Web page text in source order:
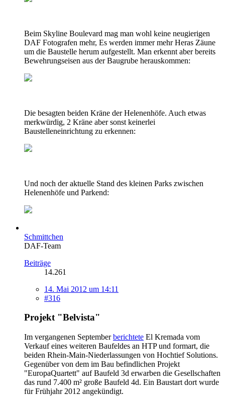
Beim Skyline Boulevard mag man wohl keine neugierigen
DAF Fotografen mehr, Es werden immer mehr Heras Zäune
um die Baustelle herum aufgestellt. Man erkennt aber bereits
Bewehrungseisen aus der Baugrube herauskommen:
Die besagten beiden Kräne der Helenenhöfe. Auch etwas
merkwürdig, 2 Kräne aber sonst keinerlei
Baustelleneinrichtung zu erkennen:
Und noch der aktuelle Stand des kleinen Parks zwischen
Helenenhöfe und Parkend:
Schmittchen
DAF-Team
Beiträge
14.261
14. Mai 2012 um 14:11
#316
Projekt "Belvista"
Im vergangenen Septemberberichtete El Kremada vom
Verkauf eines weiteren Baufeldes an HTP und formart, die
beiden Rhein-Main-Niederlassungen von Hochtief Solutions.
Gegenüber von dem im Bau befindlichen Projekt
"EuropaQuartett" auf Baufeld 3d erwarben die Gesellschaften
das rund 7.400 m² große Baufeld 4d. Ein Baustart dort wurde
für Frühjahr 2012 angekündigt.